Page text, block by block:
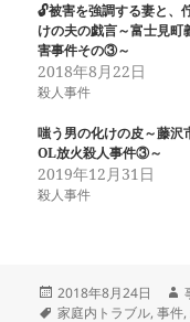
🔓被害を強調する妻と、
けの夫の戯言～富士見町
害事件その③～
2018年8月22日
殺人事件
嗤う男の化けの皮～藤沢
OL放火殺人事件③～
2019年12月31日
殺人事件
投
稿
2018年8月24日
タ
家庭内トラブル,事件,